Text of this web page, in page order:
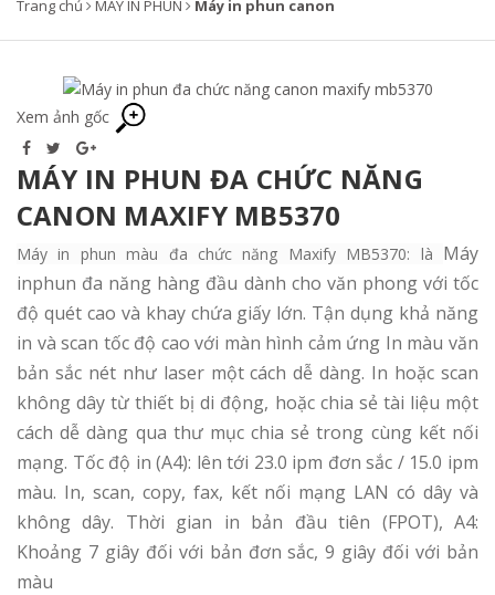
Trang chủ MÁY IN PHUN Máy in phun canon
Xem ảnh gốc
MÁY IN PHUN ĐA CHỨC NĂNG
CANON MAXIFY MB5370
Máy in phun màu đa chức năng Maxify MB5370: là Máy
inphun đa năng hàng đầu dành cho văn phong với tốc
độ quét cao và khay chứa giấy lớn. Tận dụng khả năng
in và scan tốc độ cao với màn hình cảm ứng In màu văn
bản sắc nét như laser một cách dễ dàng. In hoặc scan
không dây từ thiết bị di động, hoặc chia sẻ tài liệu một
cách dễ dàng qua thư mục chia sẻ trong cùng kết nối
mạng. Tốc độ in (A4): lên tới 23.0 ipm đơn sắc / 15.0 ipm
màu. In, scan, copy, fax, kết nối mạng LAN có dây và
không dây. Thời gian in bản đầu tiên (FPOT), A4:
Khoảng 7 giây đối với bản đơn sắc, 9 giây đối với bản
màu